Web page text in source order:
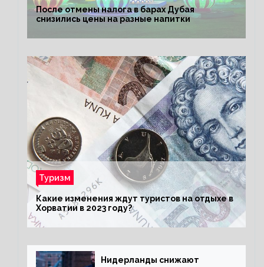
После отмены налога в барах Дубая
снизились цены на разные напитки
Туризм
Какие изменения ждут туристов на отдыхе в
Хорватии в 2023 году?
Нидерланды снижают